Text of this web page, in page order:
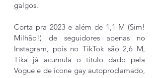
galgos.
Corta pra 2023 e além de 1,1 M (Sim!
Milhão!) de seguidores apenas no
Instagram, pois no TikTok são 2,6 M,
Tika já acumula o título dado pela
Vogue e de ícone gay autoproclamado,